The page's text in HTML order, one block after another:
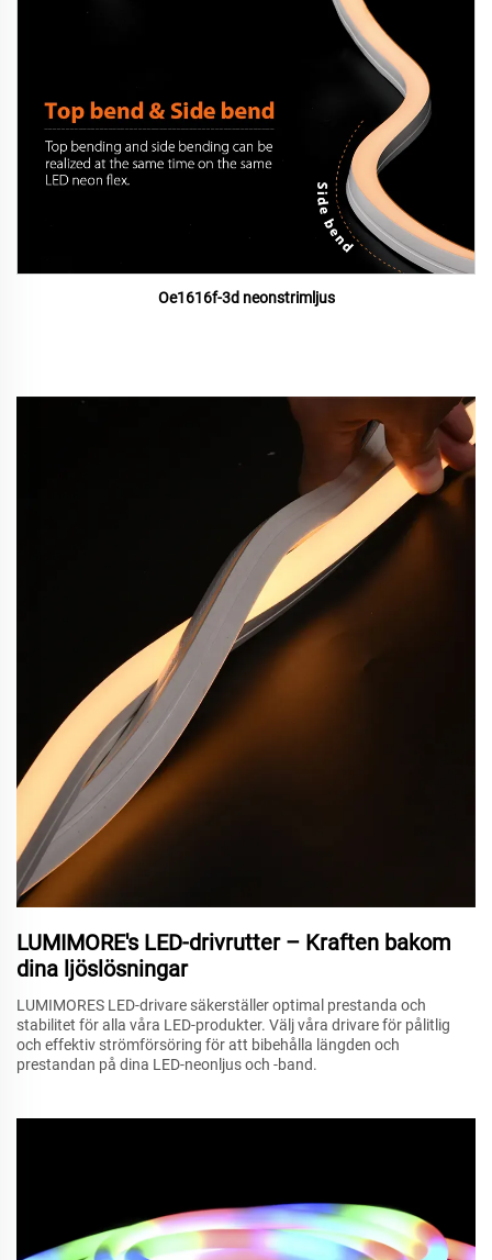
Oe1616f-3d neonstrimljus
LUMIMORE's LED-drivrutter – Kraften bakom
dina ljöslösningar
LUMIMORES LED-drivare säkerställer optimal prestanda och
stabilitet för alla våra LED-produkter. Välj våra drivare för pålitlig
och effektiv strömförsöring för att bibehålla längden och
prestandan på dina LED-neonljus och -band.